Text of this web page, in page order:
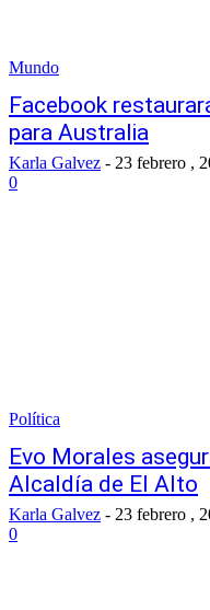
Mundo
Facebook
para Australia
Karla Galvez - 23 febrero ,
0
Política
Evo Morales
Alcaldía de El Alto
Karla Galvez - 23 febrero ,
0